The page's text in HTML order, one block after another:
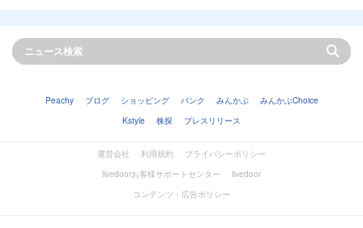
Peachy ブログ ショッピング バンク みんかぶ
みんかぶChoice
Kstyle
株探 プレスリリース
運営会社 利用規約
プライバシーポリシー
livedoorお客様サポートセンター
livedoor
コンテンツ・広告ポリシー